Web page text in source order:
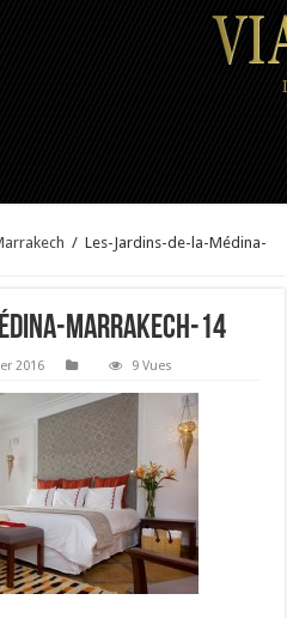
/ Les-Jardins-de-la-Médina-
Marrakech-14
2016 9 Vues